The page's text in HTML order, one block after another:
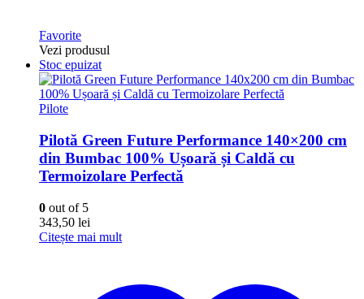
Favorite
Vezi produsul
Stoc epuizat
Pilote
Pilotă Green Future Performance 140×200 cm
din Bumbac 100% Ușoară și Caldă cu
Termoizolare Perfectă
0 out of 5
343,50 lei
Citește mai mult